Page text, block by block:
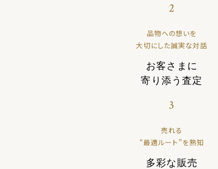
2
品物への想いを
大切にした誠実な対話
お客さまに
寄り添う査定
3
売れる
“最適ルート”を熟知
多彩な販売